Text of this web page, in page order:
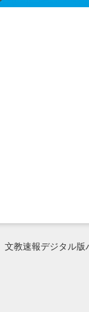
文教速報デジタル版